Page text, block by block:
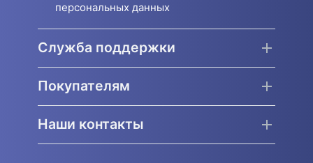
персональных данных
Служба поддержки
Покупателям
Наши контакты